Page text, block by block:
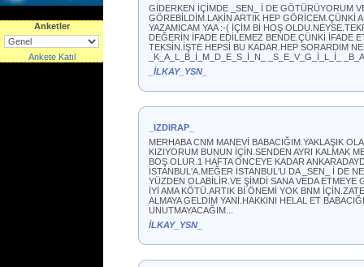
Anketler
Ankete Katıl
GİDERKEN İÇİMDE _SEN_ İ DE GÖTÜRÜYORUM
GÖREBİLDİM.LAKİN ARTIK HEP GÖRİCEM.ÇÜNKİ
YAZAMICAM YAA :-( İÇİM Bİ HOŞ
DEĞERİN İFADE EDİLEMEZ BENDE.ÇÜNKİ İFADE
TEKSİN.İŞTE HEPSİ BU KADAR.HEP SORARDIM
_K_A_L_B_İ_M_D_E_S_İ_N_ _S_E_V_G_İ_L_İ_
_İLKAY_YSN_
_IZDIRAP_
MERHABA CNM MANEVİ BABACIĞIM.YAKLAŞIK
KIZIYORUM BUNUN İÇİN.SENDEN AYRI KALMAK
BOŞ OLUR.1 HAFTA ÖNCEYE KADAR
İSTANBUL'A.MEĞER İSTANBUL'U DA _SEN_ İ DE
YÜZDEN OLABİLİR.VE ŞİMDİ SANA VEDA ETMEYE
İYİ AMA KÖTÜ.ARTIK Bİ ÖNEMİ YOK BNM
ALMAYA GELDİM YANİ.HAKKINI HELAL ET
UNUTMAYACAĞIM...
İLKAY_YSN_